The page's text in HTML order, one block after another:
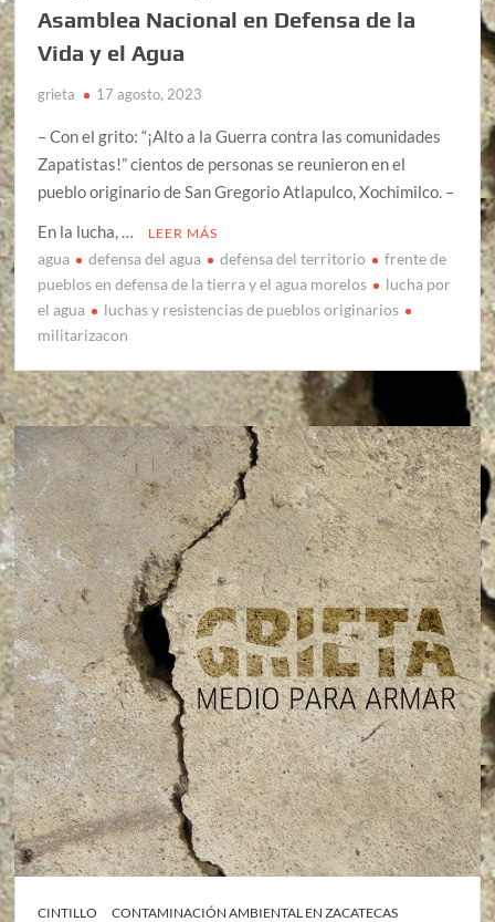
Asamblea Nacional en Defensa de la
Vida y el Agua
grieta 17 agosto, 2023
– Con el grito: “¡Alto a la Guerra contra las comunidades
Zapatistas!” cientos de personas se reunieron en el
pueblo originario de San Gregorio Atlapulco, Xochimilco. –
En la lucha, …
LEER MÁS
agua defensa del agua defensa del territorio
frente de
pueblos en defensa de la tierra y el agua morelos
lucha por
el agua
luchas y resistencias de pueblos originarios
militarizacon
CINTILLO
CONTAMINACIÓN AMBIENTAL EN ZACATECAS